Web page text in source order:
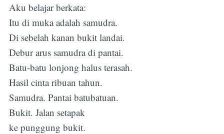
Aku belajar berkata:
Itu di muka adalah samudra.
Di sebelah kanan bukit landai.
Debur arus samudra di pantai.
Batu-batu lonjong halus terasah.
Hasil cinta ribuan tahun.
Samudra. Pantai batubatuan.
Bukit. Jalan setapak
ke punggung bukit.